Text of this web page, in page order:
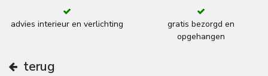
advies interieur en verlichting
gratis bezorgd en
opgehangen
terug